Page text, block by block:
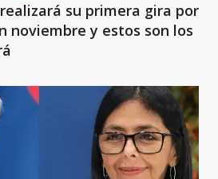
su primera gira por
noviembre y estos son los